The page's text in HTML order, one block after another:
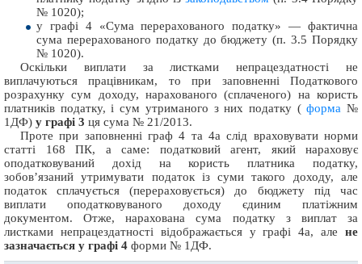
№ 1020);
у графі 4 «Сума перерахованого податку» — фактична
сума перерахованого податку до бюджету (п. 3.5 Порядку
№ 1020).
Оскільки виплати за листками непрацездатності не
виплачуються працівникам, то при заповненні Податкового
розрахунку сум доходу, нарахованого (сплаченого) на користь
платників податку, і сум утриманого з них податку (форма №
1ДФ) у графі 3 ця сума № 21/2013.
Проте при заповненні граф 4 та 4а слід враховувати норми
статті 168 ПК, а саме: податковий агент, який нараховує
оподатковуваний дохід на користь платника податку,
зобов’язаний утримувати податок із суми такого доходу, але
податок сплачується (перераховується) до бюджету під час
виплати оподатковуваного доходу єдиним платіжним
документом. Отже, нарахована сума податку з виплат за
листками непрацездатності відображається у графі 4а, але не
зазначається у графі 4 форми № 1ДФ.